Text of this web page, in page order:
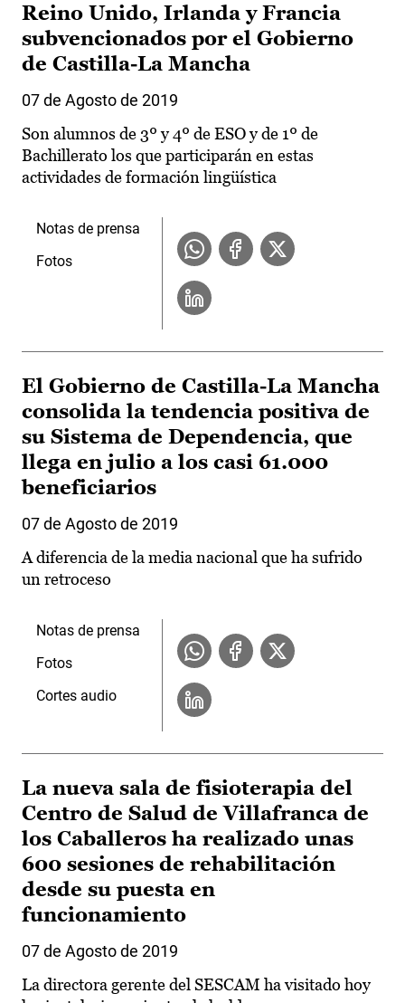
Reino Unido, Irlanda y Francia
subvencionados por el Gobierno
de Castilla-La Mancha
07 de Agosto de 2019
Son alumnos de 3º y 4º de ESO y de 1º de
Bachillerato los que participarán en estas
actividades de formación lingüística
Notas de prensa
Fotos
El Gobierno de Castilla-La Mancha
consolida la tendencia positiva de
su Sistema de Dependencia, que
llega en julio a los casi 61.000
beneficiarios
07 de Agosto de 2019
A diferencia de la media nacional que ha sufrido
un retroceso
Notas de prensa
Fotos
Cortes audio
La nueva sala de fisioterapia del
Centro de Salud de Villafranca de
los Caballeros ha realizado unas
600 sesiones de rehabilitación
desde su puesta en
funcionamiento
07 de Agosto de 2019
La directora gerente del SESCAM ha visitado hoy